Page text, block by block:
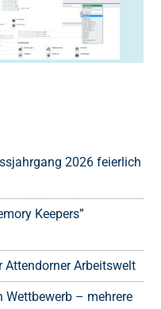
2026 feierlich
Keepers”
Attendorner Arbeitswelt
Wettbewerb – mehrere